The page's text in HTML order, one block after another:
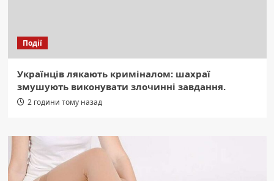
Події
Українців лякають криміналом: шахраї
змушують виконувати злочинні завдання.
2 години тому назад